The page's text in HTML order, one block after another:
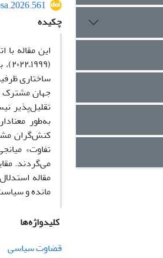
چکیده
این مقاله
ساختاری
جهان مشترک
تقلیل‌پذیر
به‌طور
کنش‌گران
تفاوت»
می‌گردند.
مقاله
مانده و
کلیدواژه‌ها
قضاوت سیاسی